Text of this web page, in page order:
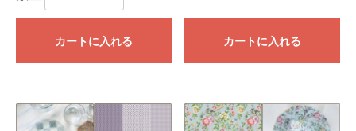
カートに入れる カートに入れる